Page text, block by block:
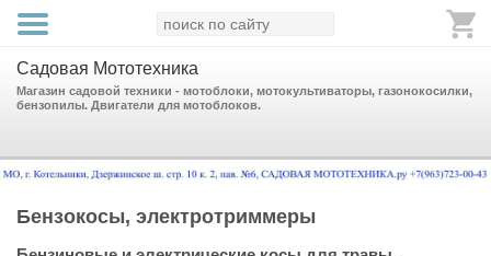
Садовая Мототехника
Магазин садовой техники - мотоблоки, мотокультиваторы, газонокосилки,
бензопилы. Двигатели для мотоблоков.
Бензокосы, электротриммеры